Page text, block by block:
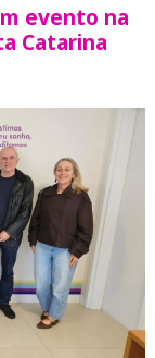
evento na
Catarina